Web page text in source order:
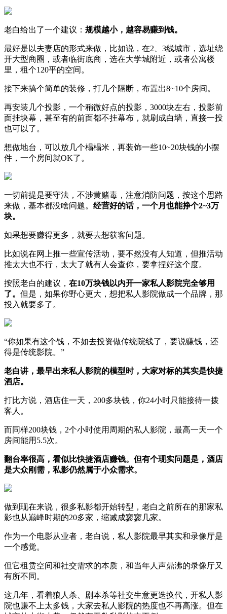
老白给出了一个建议： 规模越小，越容易赚到钱。
最好是以夫妻店的形式来做，比如说，在2、3线城市，选址绕
开大型商圈，或者临街底商，选在大学城附近，或者公寓楼
里，租个120平的空间。
接下来搞个简单的装修，打几个隔断，布置出8~10个房间。
再安装几个投影，一个稍微好点的投影，3000块左右，投影前
面挂块幕，甚至有的前面都不挂幕布，就刷成白墙，直接一投
也可以了。
想做地台，可以放几个榻榻米，再装饰一些10~20块钱的小摆
件，一个房间就OK了。
一切前提是要守法，不涉黄赌毒，注意消防问题，按这个思路
来做，基本都没啥问题。 经营好的话，一个月也能挣个2~3万
块。
如果想要赚得更多，就要去想获客问题。
比如说在网上推一些宣传活动，要不然没有人知道，但推活动
推太大也不行，太大了就有人会查你，要拿捏好这个度。
按照老白的建议， 在10万块钱以内开一家私人影院完全够用
了。 但是，如果你野心更大，想把私人影院做成一个品牌，那
投入就要多了。
“你如果有这个钱，不如去投资做传统院线了，要说赚钱，还
得是传统影院。”
老白讲，最早出来私人影院的模型时，大家对标的其实是快捷
酒店。
打比方说，酒店住一天，200多块钱，你24小时只能接待一拨
客人。
而同样200块钱，2个小时使用周期的私人影院，最高一天一个
房间能用5.5次。
翻台率很高，看似比快捷酒店赚钱。但有个现实问题是，酒店
是大众刚需，私影仍然属于小众需求。
做到现在来说，很多私影都开始转型，老白之前所在的那家私
影也从巅峰时期的20多家，缩减成寥寥几家。
作为一个电影从业者，老白说，私人影院最早其实和录像厅是
一个感觉。
但它租赁空间和社交需求的本质，和当年人声鼎沸的录像厅又
有所不同。
这几年，看着狼人杀、剧本杀等社交生意更迭换代，开私人影
院也赚不上太多钱，大家去私人影院的热度也不再高涨。但在